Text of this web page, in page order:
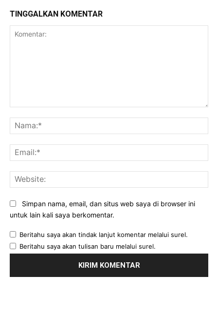
TINGGALKAN KOMENTAR
Simpan nama, email, dan situs web saya di browser ini
untuk lain kali saya berkomentar.
Beritahu saya akan tindak lanjut komentar melalui surel.
Beritahu saya akan tulisan baru melalui surel.